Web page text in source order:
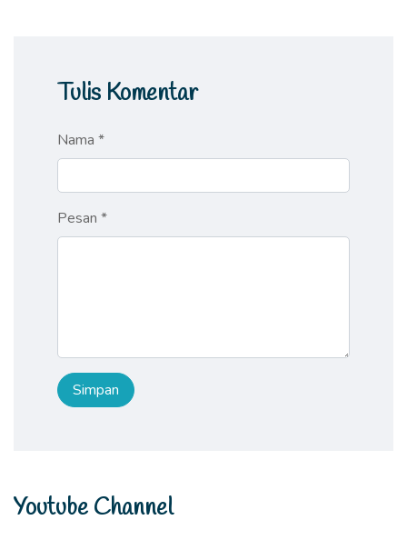
Tulis Komentar
Nama *
Pesan *
Youtube Channel